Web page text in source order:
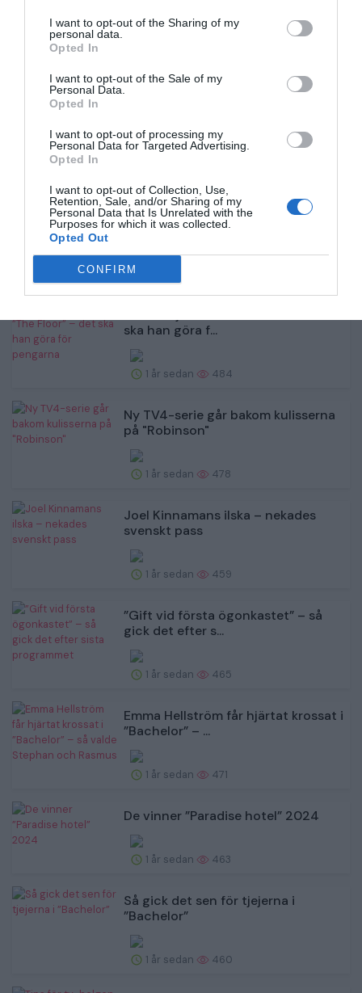
I want to opt-out of the Sharing of my
personal data.
Opted In
I want to opt-out of the Sale of my
Personal Data.
Opted In
I want to opt-out of processing my
Personal Data for Targeted Advertising.
Opted In
I want to opt-out of Collection, Use,
Retention, Sale, and/or Sharing of my
Personal Data that Is Unrelated with the
Purposes for which it was collected.
Opted Out
CONFIRM
mot TV4 efter rå...
1 år sedan
på skräckklubben
Osannolika Trissvinsten i
”Nyhetsmorgon” – Yothin ...
ska han göra f...
1 år sedan 484
Ny TV4-serie går bakom kulisserna
på "Robinson"
1 år sedan 478
Joel Kinnamans ilska – nekades
svenskt pass
1 år sedan 459
”Gift vid första ögonkastet” – så
gick det efter s...
1 år sedan 465
Emma Hellström får hjärtat krossat i
”Bachelor” – ...
1 år sedan 471
De vinner ”Paradise hotel” 2024
1 år sedan 463
Så gick det sen för tjejerna i
”Bachelor”
1 år sedan 460